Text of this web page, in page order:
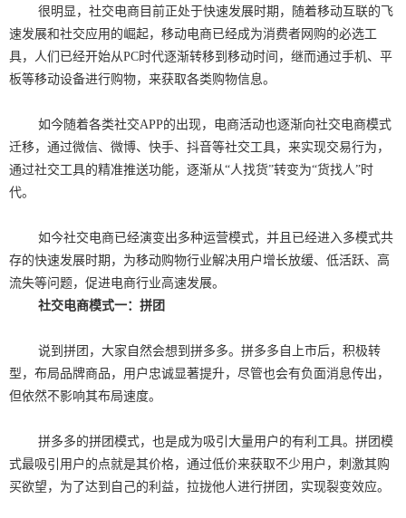
很明显，社交电商目前正处于快速发展时期，随着移动互联的飞
速发展和社交应用的崛起，移动电商已经成为消费者网购的必选工
具，人们已经开始从PC时代逐渐转移到移动时间，继而通过手机、平
板等移动设备进行购物，来获取各类购物信息。
如今随着各类社交APP的出现，电商活动也逐渐向社交电商模式
迁移，通过微信、微博、快手、抖音等社交工具，来实现交易行为，
通过社交工具的精准推送功能，逐渐从“人找货”转变为“货找人”时
代。
如今社交电商已经演变出多种运营模式，并且已经进入多模式共
存的快速发展时期，为移动购物行业解决用户增长放缓、低活跃、高
流失等问题，促进电商行业高速发展。
社交电商模式一：拼团
说到拼团，大家自然会想到拼多多。拼多多自上市后，积极转
型，布局品牌商品，用户忠诚显著提升，尽管也会有负面消息传出，
但依然不影响其布局速度。
拼多多的拼团模式，也是成为吸引大量用户的有利工具。拼团模
式最吸引用户的点就是其价格，通过低价来获取不少用户，刺激其购
买欲望，为了达到自己的利益，拉拢他人进行拼团，实现裂变效应。